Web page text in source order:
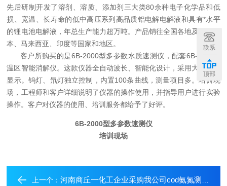
先后研制开发了溶剂、溶质、添加剂三大类80余种电子化学品和低
损、宽温、长寿命的低中高压系列高品质铝电解电解液和具有*水平
的锂电池电解液，年总生产能力超万吨。产品销往全国各地及出口日
本、马来西亚、印度等国家和地区。
客户所购买的是6B-2000型多参数水质速测仪，配套6B-30型双
温区智能消解仪。这款仪器全自动波长、智能化设计，采用大屏液晶
显示。钨灯、氘灯独立控制，内置100条曲线，测量项目多。培训现
场，工程师和客户详细说明了仪器的操作使用，并指导用户进行实验
操作。客户对仪器的使用、培训服务都给予了好评。
6B-2000型多参数速测仪
培训现场
上一个：河南商丘一化工企业采购我公司cod氨氮测定仪
联系
顶部